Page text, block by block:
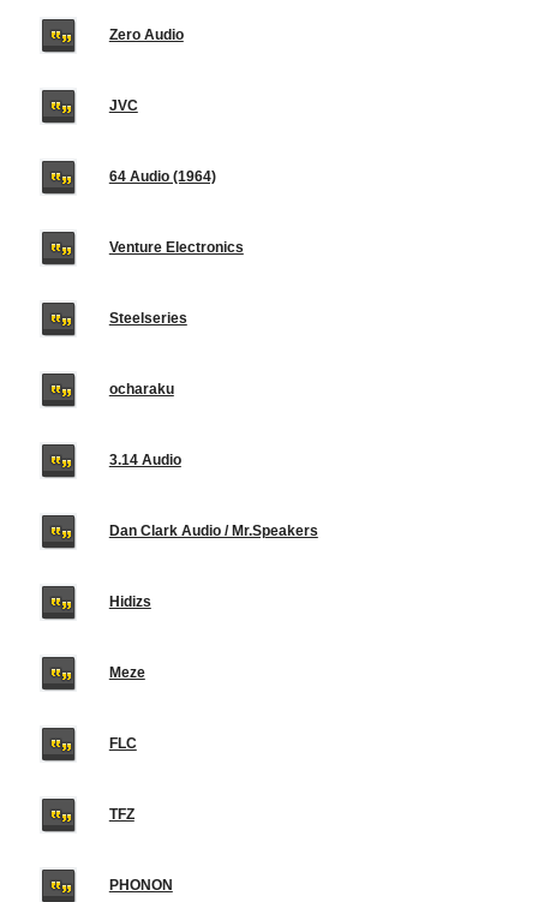
Zero Audio
JVC
64 Audio (1964)
Venture Electronics
Steelseries
ocharaku
3.14 Audio
Dan Clark Audio / Mr.Speakers
Hidizs
Meze
FLC
TFZ
PHONON